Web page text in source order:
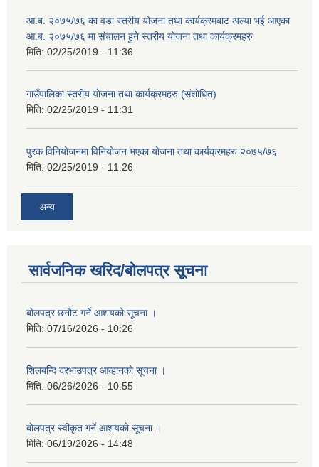
आ.ब. २०७५/७६ का वडा स्तरीय योजना तथा कार्यक्रमबाट अल्या भई आएका
आ.ब. २०७५/७६ मा स‌ंचालन हुने स्तरीय योजना तथा कार्यक्रमहरु
मिति: 02/25/2019 - 11:36
गाउँपालिका स्तरीय योजना तथा कार्यक्रमहरु (स‌ंशोधित)
मिति: 02/25/2019 - 11:31
पुरक विनियोजनमा विनियोजन भएका योजना तथा कार्यक्रमहरु २०७५/७६
मिति: 02/25/2019 - 11:26
अन्य
सार्वजनिक खरिद/बोलपत्र सूचना
बोलपत्र छनौट गर्ने आशयको सूचना ।
मिति: 07/16/2026 - 10:26
शिलबन्दि दरभाउपत्र आव्हानको सूचना ।
मिति: 06/26/2026 - 10:55
बोलपत्र स्वीकृत गर्ने आशयको सूचना ।
मिति: 06/19/2026 - 14:48